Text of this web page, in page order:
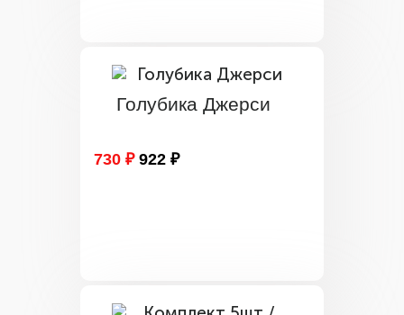
Голубика Джерси
730 ₽ 922 ₽